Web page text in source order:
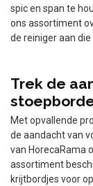
spic en span te
ons assortiment
de reiniger aan
Trek de
Met opvallende
de aandacht van
van HorecaRama
assortiment
krijtbordjes voor